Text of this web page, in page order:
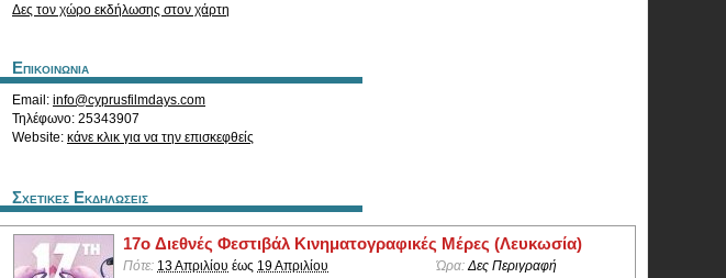
Δες τον χώρο εκδήλωσης στον χάρτη
Επικοινωνια
Email: info@cyprusfilmdays.com
Τηλέφωνο: 25343907
Website: κάνε κλικ για να την επισκεφθείς
Σχετικες Εκδηλωσεις
17o Διεθνές Φεστιβάλ Κινηματογραφικές Μέρες (Λευκωσία)
Πότε: 13 Απριλίου έως 19 Απριλίου Ώρα:Δες Περιγραφή